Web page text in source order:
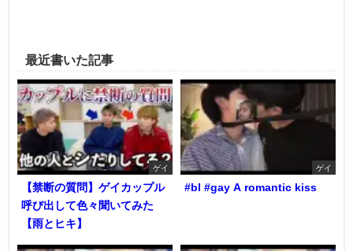
最近書いた記事
ゲイ
【禁断の質問】ゲイカップル
呼び出して色々聞いてみた
【雨とヒキ】
ゲイ
#bl #gay A romantic kiss